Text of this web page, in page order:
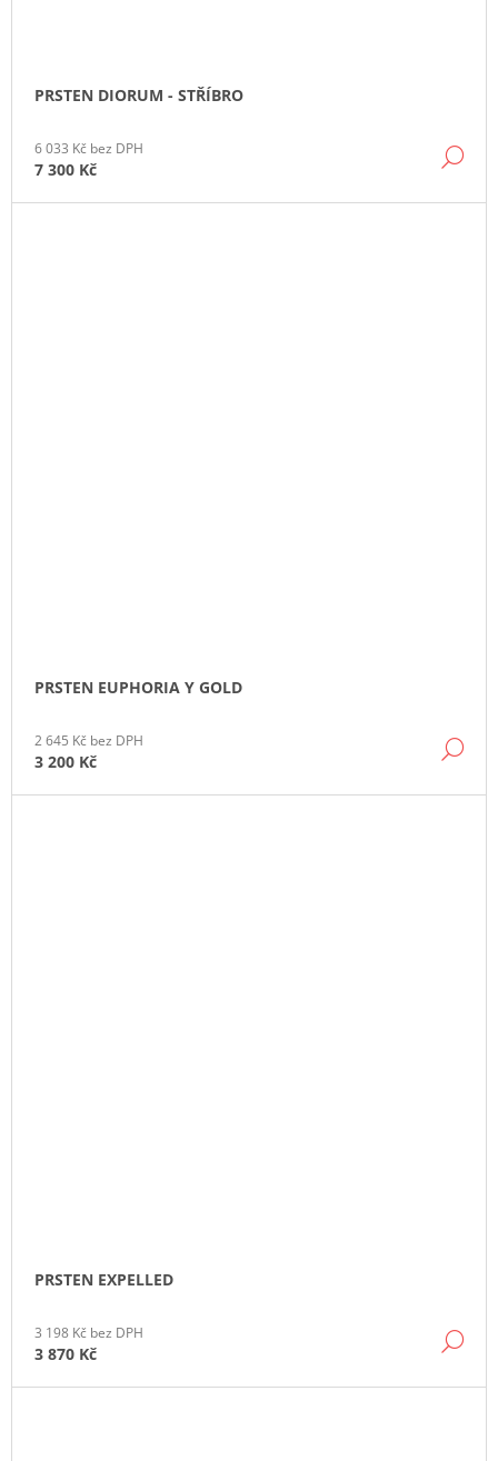
PRSTEN DIORUM - STŘÍBRO
6 033 Kč bez DPH
7 300 Kč
PRSTEN EUPHORIA Y GOLD
2 645 Kč bez DPH
3 200 Kč
PRSTEN EXPELLED
3 198 Kč bez DPH
3 870 Kč